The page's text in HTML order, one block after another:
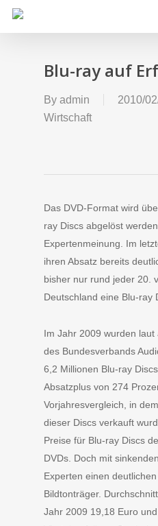
Skip
Blu-ray auf
By admin 2010/
Wirtschaft
Das DVD-Format wird
ray Discs abgelöst
Expertenmeinung. Im
ihren Absatz bereits
bisher nur rund jeder 20.
Deutschland eine Blu-ray
Im Jahr 2009 wurden
des Bundesverbands
6,2 Millionen Blu-ray
Absatzplus von 274
Vorjahresvergleich, in
dieser Discs verkauft
Preise für Blu-ray Discs
DVDs. Doch mit
Experten einen
Bildtonträger.
Jahr 2009 19,18 Euro